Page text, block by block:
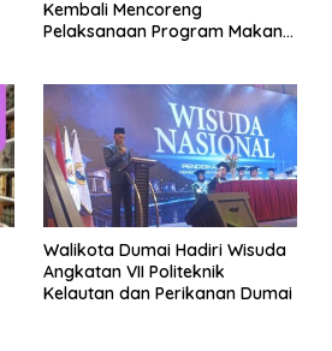
Kembali Mencoreng
Pelaksanaan Program Makan
Dumai
Walikota Dumai Hadiri Wisuda
Angkatan VII Politeknik
Kelautan dan Perikanan Dumai